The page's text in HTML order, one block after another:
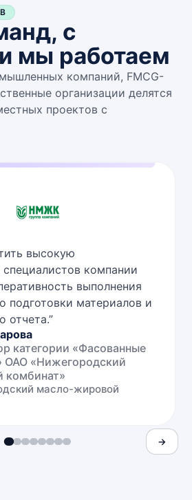
с
мы работаем
компаний, FMCG-
организации делятся
проектов с
высокую
компании
выполнения
подготовки материалов и
отчета.”
категории «Фасованные
«Нижегородский
комбинат»
масло-жировой
→